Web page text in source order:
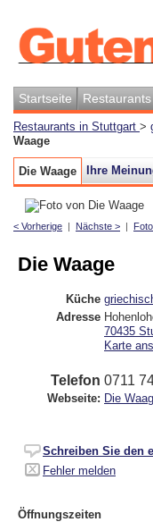
Startseite
Restaurants in Stuttgart >
Waage
Die Waage Ihre
< Vorherige | Nächste > |
Die Waage
Küche
Adresse
70435
Karte
Telefon 0711
Webseite: Die
Schreiben Sie den
Fehler melden
Öffnungszeiten